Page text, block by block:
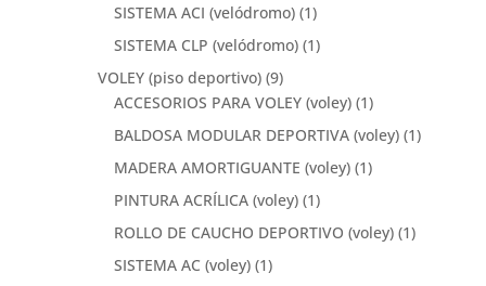
SISTEMA ACI (velódromo) (1)
SISTEMA CLP (velódromo) (1)
VOLEY (piso deportivo) (9)
ACCESORIOS PARA VOLEY (voley) (1)
BALDOSA MODULAR DEPORTIVA (voley) (1)
MADERA AMORTIGUANTE (voley) (1)
PINTURA ACRÍLICA (voley) (1)
ROLLO DE CAUCHO DEPORTIVO (voley) (1)
SISTEMA AC (voley) (1)